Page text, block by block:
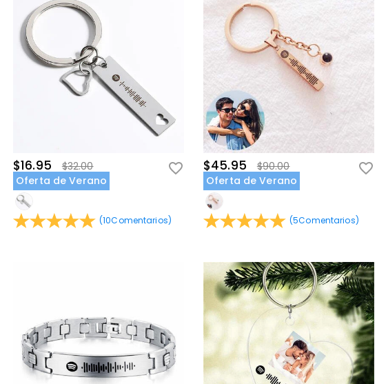
$16.95
$32.00
Oferta de Verano
(10Comentarios)
$45.95
$90.00
Oferta de Verano
(5Comentarios)